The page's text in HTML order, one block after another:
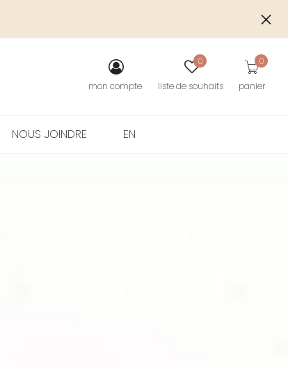
mon compte liste de souhaits
0
panier
0
NOUS JOINDRE EN